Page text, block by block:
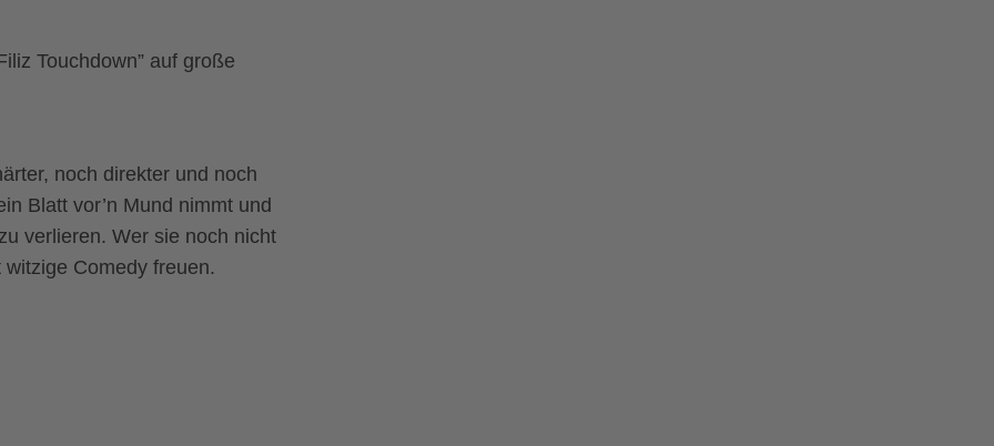
Touchdown” auf große
noch direkter und noch
Blatt vor’n Mund nimmt und
verlieren. Wer sie noch nicht
Comedy freuen.